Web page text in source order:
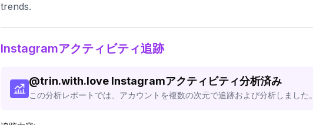
trends.
Instagramアクティビティ追跡
@trin.with.love Instagramアクティビティ分析済み
この分析レポートでは、アカウントを複数の次元で追跡および分析しました。